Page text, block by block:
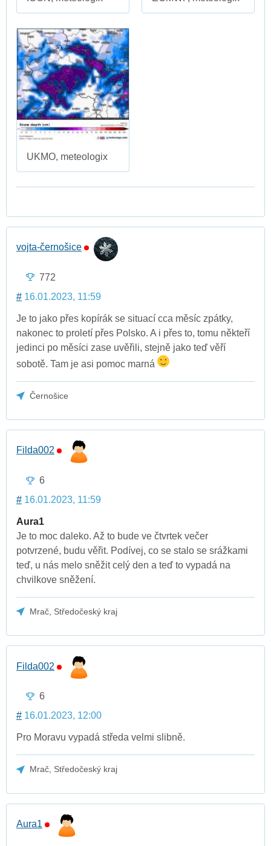
UKMO, meteologix
vojta-černošice
772
# 16.01.2023, 11:59
Je to jako přes kopírák se situací cca měsíc zpátky,
nakonec to proletí přes Polsko. A i přes to, tomu někteří
jedinci po měsíci zase uvěřili, stejně jako teď věří
sobotě. Tam je asi pomoc marná
Černošice
Filda002
6
# 16.01.2023, 11:59
Aura1
Je to moc daleko. Až to bude ve čtvrtek večer
potvrzené, budu věřit. Podívej, co se stalo se srážkami
teď, u nás melo sněžit celý den a teď to vypadá na
chvilkove sněžení.
Mrač, Středočeský kraj
Filda002
6
# 16.01.2023, 12:00
Pro Moravu vypadá středa velmi slibně.
Mrač, Středočeský kraj
Aura1